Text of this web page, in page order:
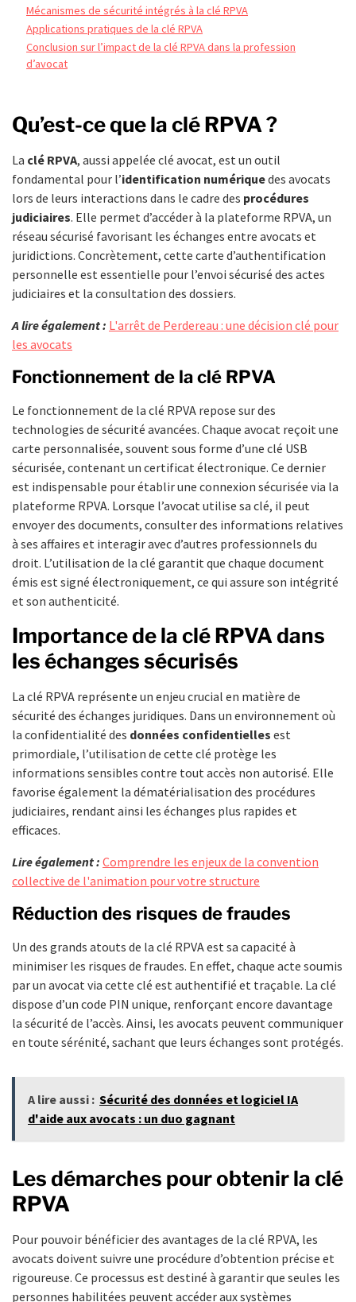
Mécanismes de sécurité intégrés à la clé RPVA
Applications pratiques de la clé RPVA
Conclusion sur l’impact de la clé RPVA dans la profession
d’avocat
Qu’est-ce que la clé RPVA ?
La clé RPVA, aussi appelée clé avocat, est un outil
fondamental pour l’identification numériquedes avocats
lors de leurs interactions dans le cadre des procédures
judiciaires. Elle permet d’accéder à la plateforme RPVA, un
réseau sécurisé favorisant les échanges entre avocats et
juridictions. Concrètement, cette carte d’authentification
personnelle est essentielle pour l’envoi sécurisé des actes
judiciaires et la consultation des dossiers.
A lire également : L'arrêt de Perdereau : une décision clé pour
les avocats
Fonctionnement de la clé RPVA
Le fonctionnement de la clé RPVA repose sur des
technologies de sécurité avancées. Chaque avocat reçoit une
carte personnalisée, souvent sous forme d’une clé USB
sécurisée, contenant un certificat électronique. Ce dernier
est indispensable pour établir une connexion sécurisée via la
plateforme RPVA. Lorsque l’avocat utilise sa clé, il peut
envoyer des documents, consulter des informations relatives
à ses affaires et interagir avec d’autres professionnels du
droit. L’utilisation de la clé garantit que chaque document
émis est signé électroniquement, ce qui assure son intégrité
et son authenticité.
Importance de la clé RPVA dans
les échanges sécurisés
La clé RPVA représente un enjeu crucial en matière de
sécurité des échanges juridiques. Dans un environnement où
la confidentialité des données confidentielles est
primordiale, l’utilisation de cette clé protège les
informations sensibles contre tout accès non autorisé. Elle
favorise également la dématérialisation des procédures
judiciaires, rendant ainsi les échanges plus rapides et
efficaces.
Lire également : Comprendre les enjeux de la convention
collective de l'animation pour votre structure
Réduction des risques de fraudes
Un des grands atouts de la clé RPVA est sa capacité à
minimiser les risques de fraudes. En effet, chaque acte soumis
par un avocat via cette clé est authentifié et traçable. La clé
dispose d’un code PIN unique, renforçant encore davantage
la sécurité de l’accès. Ainsi, les avocats peuvent communiquer
en toute sérénité, sachant que leurs échanges sont protégés.
A lire aussi : Sécurité des données et logiciel IA
d'aide aux avocats : un duo gagnant
Les démarches pour obtenir la clé
RPVA
Pour pouvoir bénéficier des avantages de la clé RPVA, les
avocats doivent suivre une procédure d’obtention précise et
rigoureuse. Ce processus est destiné à garantir que seules les
personnes habilitées peuvent accéder aux systèmes